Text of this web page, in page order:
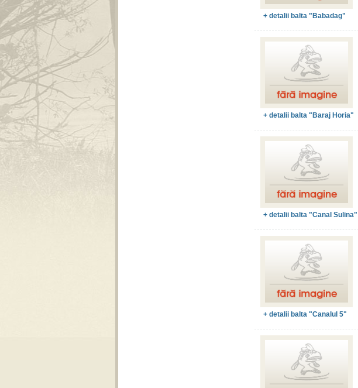
+ detalii balta "Babadag"
+ detalii balta "Baraj Horia"
+ detalii balta "Canal Sulina"
+ detalii balta "Canalul 5"